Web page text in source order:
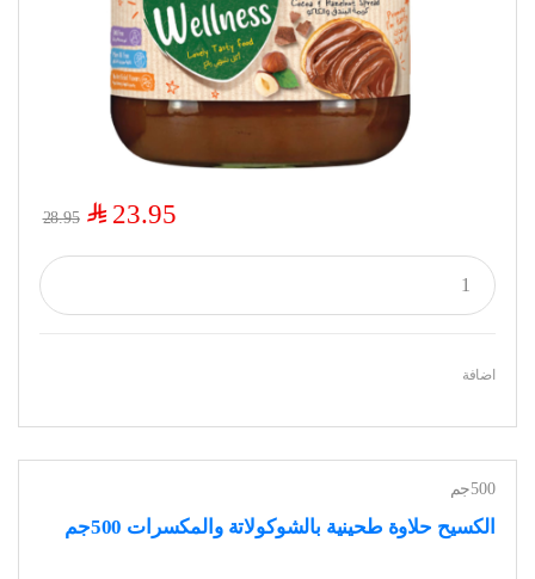
23.95
$
28.95
اضافة
500جم
الكسيح حلاوة طحينية بالشوكولاتة والمكسرات 500جم